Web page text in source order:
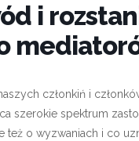
i
członkiń i
szerokie spektrum
też o wyzwaniach i co